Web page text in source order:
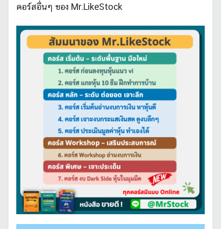
คอร์สอื่นๆ ของ Mr.LikeStock